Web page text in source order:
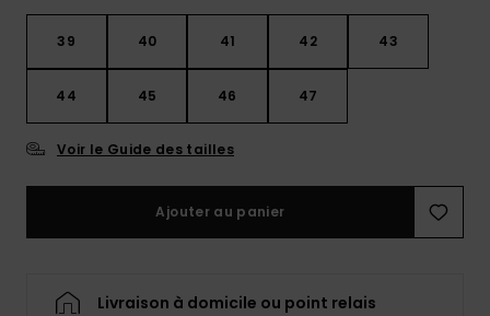
contact.
Consulter
la FAQ
39 40 41 42 43
44 45 46 47
Voir le Guide des tailles
Ajouter au panier
Livraison à domicile ou point relais